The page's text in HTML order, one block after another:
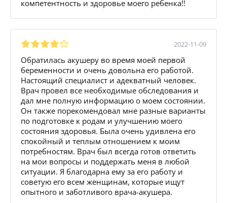
компетентность и здоровье моего ребенка!!
2022-11-09
Обратилась акушеру во время моей первой
беременности и очень довольна его работой.
Настоящий специалист и адекватный человек.
Врач провел все необходимые обследования и
дал мне полную информацию о моем состоянии.
Он также порекомендовал мне разные варианты
по подготовке к родам и улучшению моего
состояния здоровья. Была очень удивлена его
спокойный и теплым отношением к моим
потребностям. Врач был всегда готов ответить
на мои вопросы и поддержать меня в любой
ситуации. Я благодарна ему за его работу и
советую его всем женщинам, которые ищут
опытного и заботливого врача-акушера.